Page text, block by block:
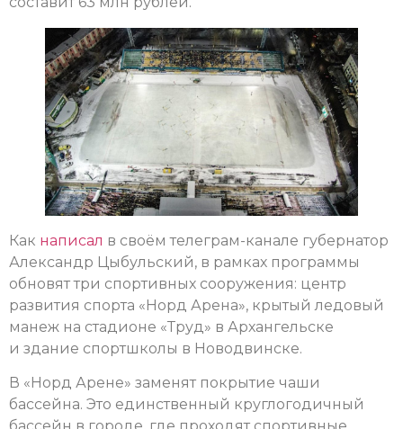
Как написал в своём телеграм-канале губернатор
Александр Цыбульский, в рамках программы
обновят три спортивных сооружения: центр
развития спорта «Норд Арена», крытый ледовый
манеж на стадионе «Труд» в Архангельске
и здание спортшколы в Новодвинске.
В «Норд Арене» заменят покрытие чаши
бассейна. Это единственный круглогодичный